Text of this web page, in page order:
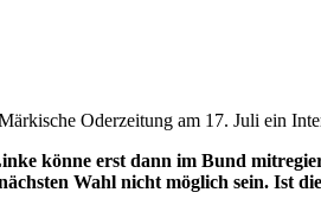
Oderzeitung am 17. Juli ein
könne erst dann im Bund
Wahl nicht möglich sein. Ist